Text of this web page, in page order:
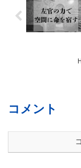
コメント